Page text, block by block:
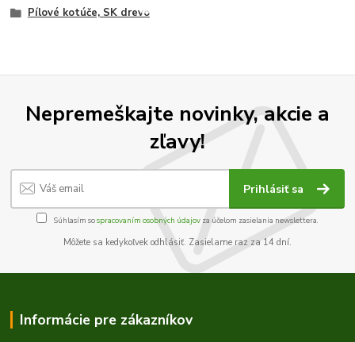
Pílové kotúče, SK drevo
Nepremeškajte novinky, akcie a
zľavy!
Prihlásiť sa
Súhlasím sospracovaním osobných údajov za účelom zasielania newslettera.
Môžete sa kedykoľvek odhlásiť. Zasielame raz za 14 dní.
Informácie pre zákazníkov